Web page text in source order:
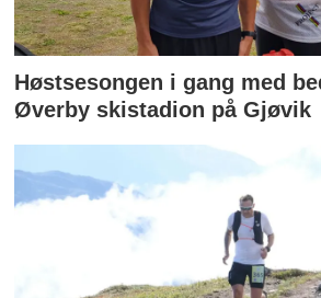
Høstsesongen i gang med
Øverby skistadion på Gjøvik